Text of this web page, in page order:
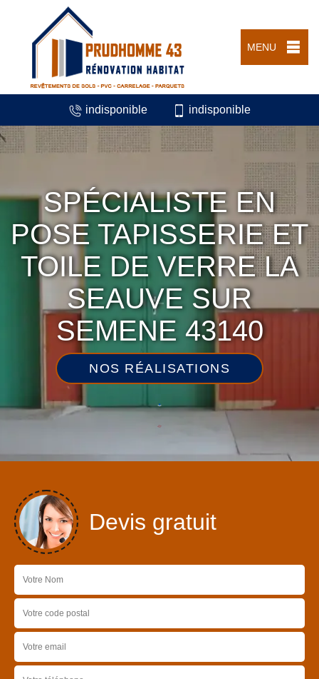
MENU
indisponible indisponible
SPÉCIALISTE EN
POSE TAPISSERIE ET
TOILE DE VERRE LA
SEAUVE SUR
SEMENE 43140
NOS RÉALISATIONS
Devis gratuit